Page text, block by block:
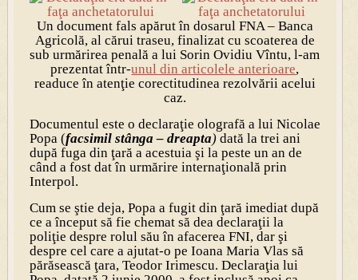
Un document fals apărut în dosarul FNA – Banca
Agricolă, al cărui traseu, finalizat cu scoaterea de
sub urmărirea penală a lui Sorin Ovidiu Vîntu, l-am
prezentat într-unul din articolele anterioare,
readuce în atenţie corectitudinea rezolvării acelui
caz.
Documentul este o declaraţie olografă a lui Nicolae
Popa (facsimil stânga – dreapta)dată la trei ani
după fuga din ţară a acestuia şi la peste un an de
când a fost dat în urmărire internaţională prin
Interpol.
Cum se ştie deja, Popa a fugit din ţară imediat după
ce a început să fie chemat să dea declaraţii la
poliţie despre rolul său în afacerea FNI, dar şi
despre cel care a ajutat-o pe Ioana Maria Vlas să
părăsească ţara, Teodor Irimescu. Declaraţia lui